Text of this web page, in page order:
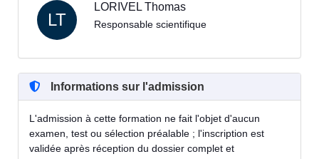
LT
LORIVEL Thomas
Responsable scientifique
Informations sur l'admission
L'admission à cette formation ne fait l'objet d'aucun
examen, test ou sélection préalable ; l'inscription est
validée après réception du dossier complet et